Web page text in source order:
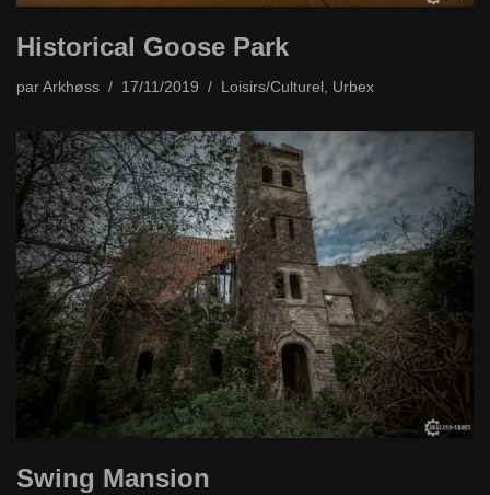
Historical Goose Park
par Arkhøss 17/11/2019 Loisirs/Culturel Urbex
Swing Mansion